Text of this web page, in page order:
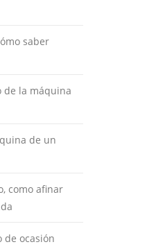
saber
de la máquina
de un
como afinar
de ocasión